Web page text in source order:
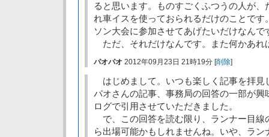
ると思います。ものすごくふつうの人が
れ車イスを使っておられるだけのことです
ソン大会に参加させてあげたいだけなんで
ただ、それだけなんです。また何かあれ
パオパオ 2012年09月23日 21時19分 [削除]
はじめまして。いつも楽しく記事を拝見
パオさんの記事、事務局の回答の一部が興
ログで引用させていただきました。
で、この回答を読む限り、ランナー目線
ら出場可能かもしれませんね。いや、ラ